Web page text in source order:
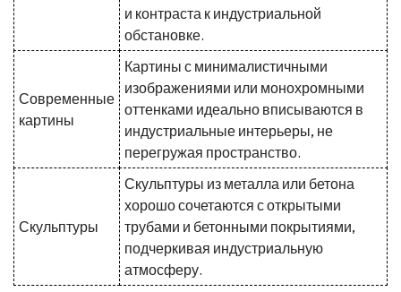
и контраста к индустриальной
обстановке.
Современные
картины
Картины с минималистичными
изображениями или монохромными
оттенками идеально вписываются в
индустриальные интерьеры, не
перегружая пространство.
Скульптуры
Скульптуры из металла или бетона
хорошо сочетаются с открытыми
трубами и бетонными покрытиями,
подчеркивая индустриальную
атмосферу.